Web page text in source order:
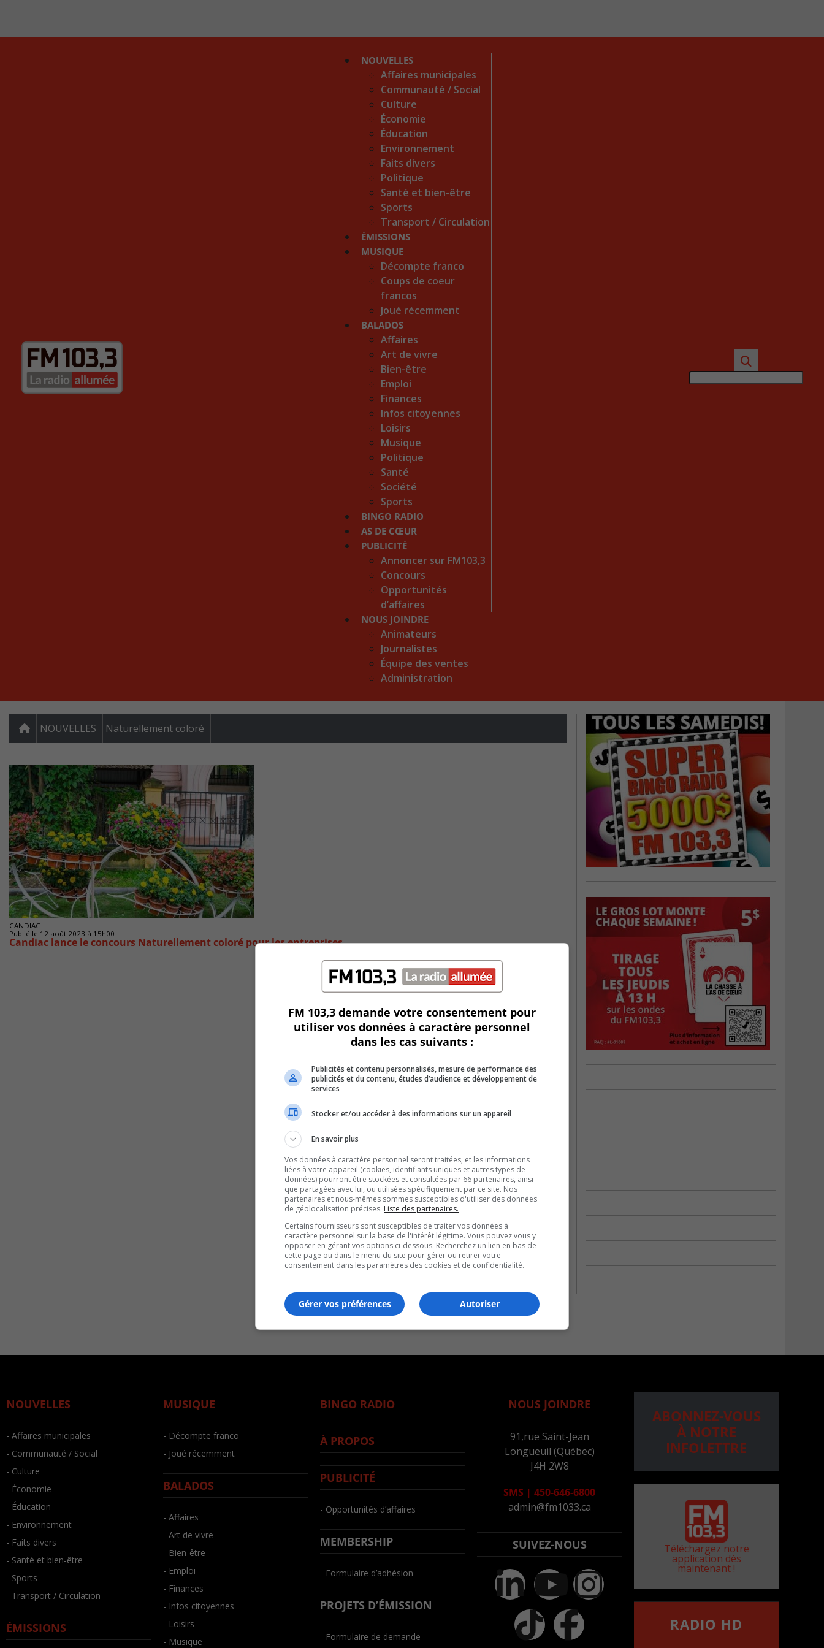
NOUVELLES
Affaires municipales
Communauté / Social
Culture
Économie
Éducation
Environnement
Faits divers
Politique
Santé et bien-être
Sports
Transport / Circulation
ÉMISSIONS
MUSIQUE
Décompte franco
Coups de coeur
francos
Joué récemment
BALADOS
Affaires
Art de vivre
Bien-être
Emploi
Finances
Infos citoyennes
Loisirs
Musique
Politique
Santé
Société
Sports
BINGO RADIO
AS DE CŒUR
PUBLICITÉ
Annoncer sur FM103,3
Concours
Opportunités
d’affaires
NOUS JOINDRE
Animateurs
Journalistes
Équipe des ventes
Administration
NOUVELLES Naturellement coloré
CANDIAC
Publié le 12 août 2023 à 15h00
Candiac lance le concours Naturellement coloré pour les entreprises
NOUVELLES
- Affaires municipales
- Communauté / Social
- Culture
- Économie
- Éducation
- Environnement
- Faits divers
- Santé et bien-être
- Sports
- Transport / Circulation
ÉMISSIONS
MUSIQUE
- Décompte franco
- Joué récemment
BALADOS
- Affaires
- Art de vivre
- Bien-être
- Emploi
- Finances
- Infos citoyennes
- Loisirs
- Musique
BINGO RADIO
À PROPOS
PUBLICITÉ
- Opportunités d’affaires
MEMBERSHIP
- Formulaire d’adhésion
PROJETS D’ÉMISSION
- Formulaire de demande
NOUS JOINDRE
91,rue Saint-Jean
Longueuil (Québec)
J4H 2W8
SMS | 450-646-6800
admin@fm1033.ca
SUIVEZ-NOUS
ABONNEZ-VOUS
À NOTRE
INFOLETTRE
Téléchargez notre
application dès
maintenant !
RADIO HD
FM 103,3 demande votre consentement pour
utiliser vos données à caractère personnel
dans les cas suivants :
Publicités et contenu personnalisés, mesure de performance des
publicités et du contenu, études d’audience et développement de
services
Stocker et/ou accéder à des informations sur un appareil
En savoir plus
Vos données à caractère personnel seront traitées, et les informations
liées à votre appareil (cookies, identifiants uniques et autres types de
données) pourront être stockées et consultées par 66 partenaires, ainsi
que partagées avec lui, ou utilisées spécifiquement par ce site. Nos
partenaires et nous-mêmes sommes susceptibles d'utiliser des données
de géolocalisation précises. Liste des partenaires.
Certains fournisseurs sont susceptibles de traiter vos données à
caractère personnel sur la base de l'intérêt légitime. Vous pouvez vous y
opposer en gérant vos options ci-dessous. Recherchez un lien en bas de
cette page ou dans le menu du site pour gérer ou retirer votre
consentement dans les paramètres des cookies et de confidentialité.
Autoriser
Gérer vos préférences